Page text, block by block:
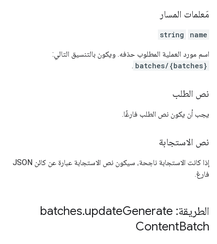
مَعلمات المسار
name
string
اسم مورد العملية المطلوب حذفه. ويكون بالتنسيق التالي:
batches/{batches}
.
نص الطلب
يجب أن يكون نص الطلب فارغًا.
نص الاستجابة
إذا كانت الاستجابة ناجحة، سيكون نص الاستجابة عبارة عن كائن JSON
فارغ.
الطريقة: batches .updateGenerate
ContentBatch